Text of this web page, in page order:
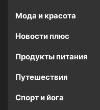
Мода и красота
Новости плюс
Продукты питания
Путешествия
Спорт и йога